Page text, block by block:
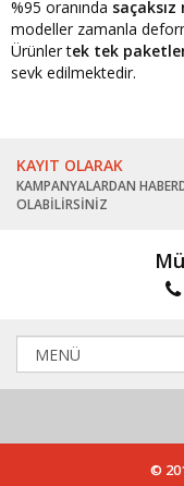
%95 oranında
modeller zamanla
Ürünler tek tek
sevk edilmektedir.
KAYIT OLARAK
KAMPANYALARDAN
OLABİLİRSİNİZ
©